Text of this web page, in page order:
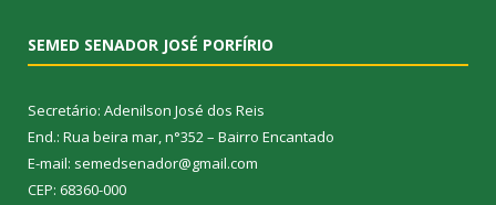
SEMED SENADOR JOSÉ PORFÍRIO
Secretário: Adenilson José dos Reis
End.: Rua beira mar, n°352 – Bairro Encantado
E-mail: semedsenador@gmail.com
CEP: 68360-000